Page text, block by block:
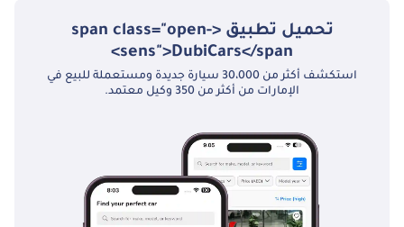
تحميل تطبيق <span class="open-
sens">DubiCars</span>
استكشف أكثر من 30،000 سيارة جديدة ومستعملة للبيع في
الإمارات من أكثر من 350 وكيل معتمد.